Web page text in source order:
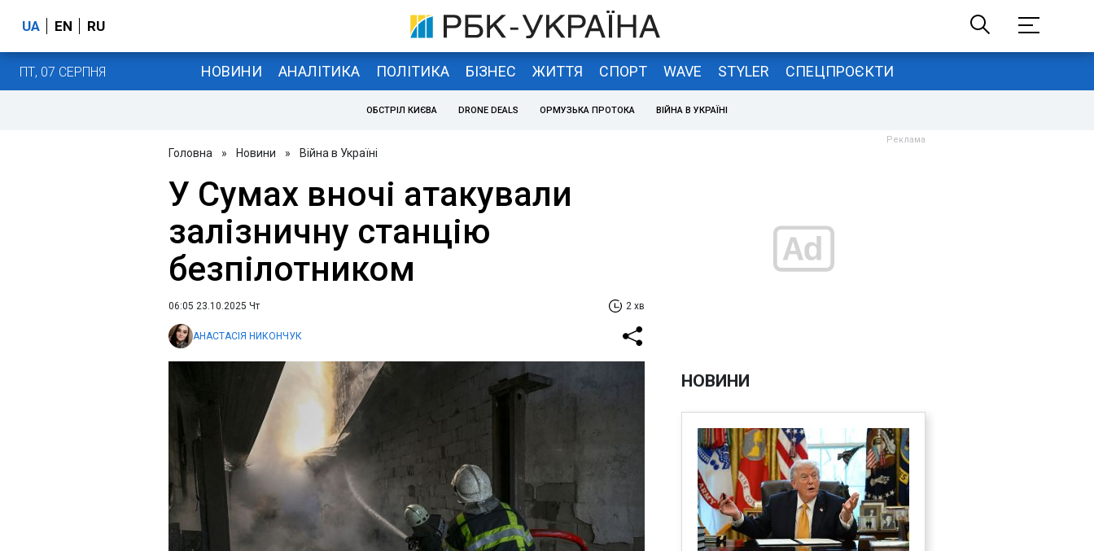
UA EN RU
ПТ, 07 СЕРПНЯ НОВИНИ АНАЛІТИКА ПОЛІТИКА БІЗНЕС ЖИТТЯ СПОРТ WAVE STYLER СПЕЦПРОЄКТИ
ОБСТРІЛ КИЄВА DRONE DEALS ОРМУЗЬКА ПРОТОКА ВІЙНА В УКРАЇНІ
Головна » Новини » Війна в Україні
У Сумах вночі атакували
залізничну станцію
безпілотником
06:05 23.10.2025 Чт 2 хв
АНАСТАСІЯ НИКОНЧУК
НОВИНИ